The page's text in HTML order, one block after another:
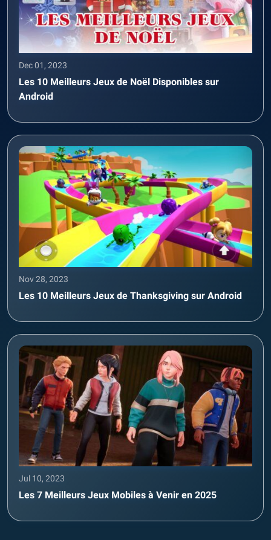
Dec 01, 2023
Les 10 Meilleurs Jeux de Noël Disponibles sur
Android
Nov 28, 2023
Les 10 Meilleurs Jeux de Thanksgiving sur Android
Jul 10, 2023
Les 7 Meilleurs Jeux Mobiles à Venir en 2025